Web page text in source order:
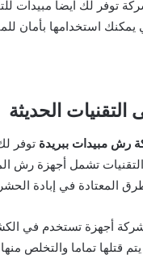
توفر لك ايضا مبيدات
يمكنك استخدامها بأمان
التقنيات الحديثة
رش مبيدات ببريدة توفر
التقنيات تشمل أجهزة رش
المعتادة في إبادة
أجهزة تستخدم في
قتلها تماما والتخلص